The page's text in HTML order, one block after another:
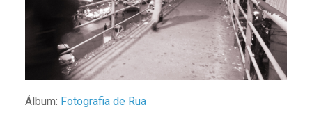
Álbum: Fotografia de Rua